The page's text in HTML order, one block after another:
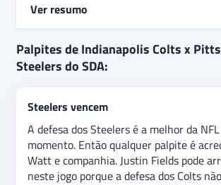
Ver resumo
Indianapolis Colts e Pittsburgh
enfrentar na semana 4 da temporada
Pittsburgh será cumprido.
Palpites de Indianapolis Colts x
Steelers do SDA:
Steelers vencem
A defesa dos Steelers é a melhor da
momento. Então qualquer palpite é
Watt e companhia. Justin Fields pode
neste jogo porque a defesa dos Colts